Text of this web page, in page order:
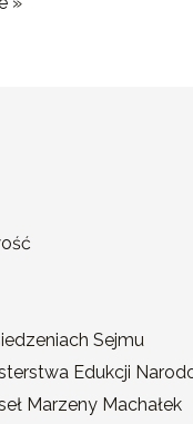
Sejmu
Edukcji
Marzeny Machałek